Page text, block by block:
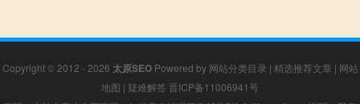
Copyright © 2012 - 2026 太原SEOPowered by 网站分类目录 | 精选推荐文章 | 网站
地图 | 疑难解答 晋ICP备11006941号